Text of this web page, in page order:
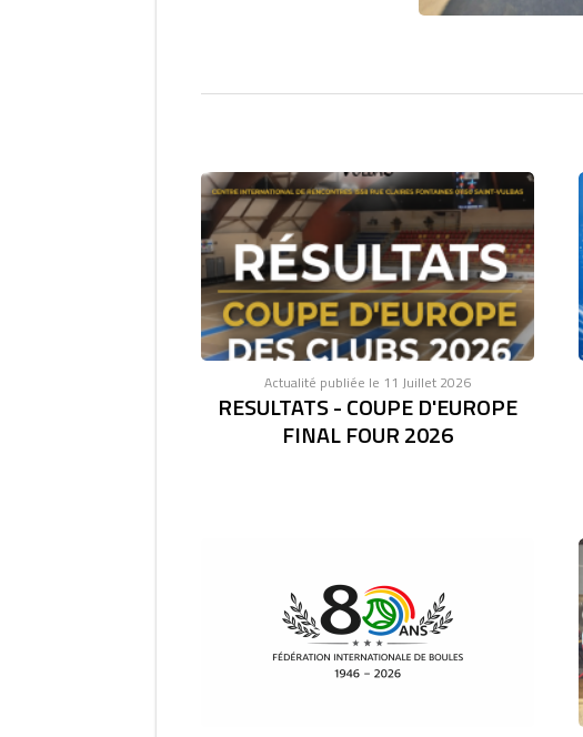
Actualité publiée le 11 Juillet 2026
RESULTATS - COUPE D'EUROPE
FINAL FOUR 2026